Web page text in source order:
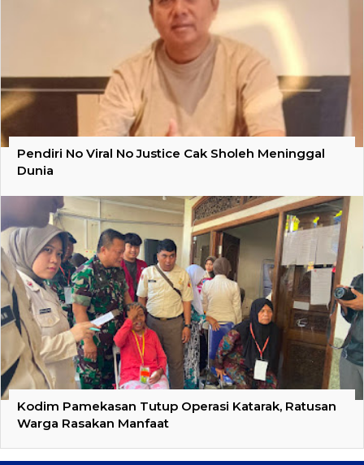
Pendiri No Viral No Justice Cak Sholeh Meninggal
Dunia
Kodim Pamekasan Tutup Operasi Katarak, Ratusan
Warga Rasakan Manfaat